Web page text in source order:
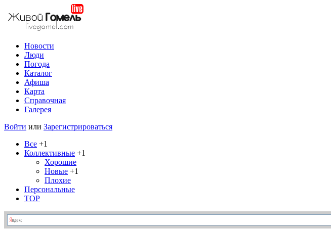
Новости
Люди
Погода
Каталог
Афиша
Карта
Справочная
Галерея
Войти или Зарегистрироваться
Все +1
Коллективные +1
Хорошие
Новые +1
Плохие
Персональные
TOP